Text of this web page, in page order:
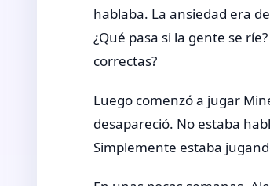
hablaba. La ansiedad era
¿Qué pasa si la gente se
correctas?
Luego comenzó a jugar
desapareció. No estaba
Simplemente estaba